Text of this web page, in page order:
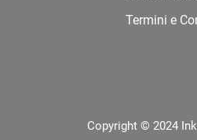
Termini e
Copyright © 2024